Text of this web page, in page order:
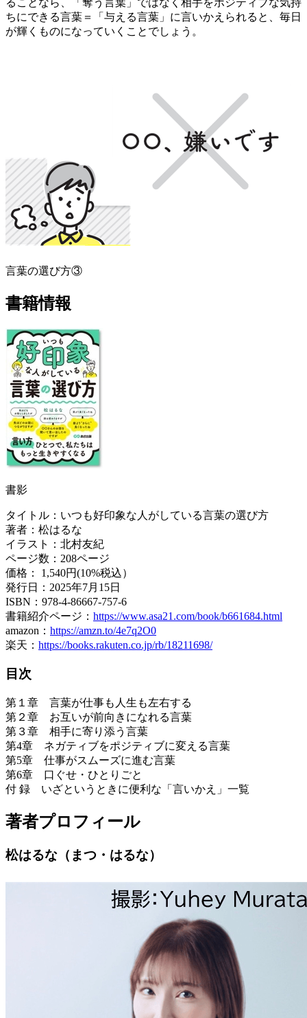
ちにできる言葉＝「与える言葉」に言いかえられると、毎日
が輝くものになっていくことでしょう。
言葉の選び方③
書籍情報
書影
タイトル：いつも好印象な人がしている言葉の選び方
著者：松はるな
イラスト：北村友紀
ページ数：208ページ
価格： 1,540円(10%税込）
発行日：2025年7月15日
ISBN：978-4-86667-757-6
書籍紹介ページ： https://www.asa21.com/book/b661684.html
amazon： https://amzn.to/4e7q2O0
楽天： https://books.rakuten.co.jp/rb/18211698/
目次
第１章 言葉が仕事も人生も左右する
第２章 お互いが前向きになれる言葉
第３章 相手に寄り添う言葉
第4章 ネガティブをポジティブに変える言葉
第5章 仕事がスムーズに進む言葉
第6章 口ぐせ・ひとりごと
付 録 いざというときに便利な「言いかえ」一覧
著者プロフィール
松はるな（まつ・はるな）